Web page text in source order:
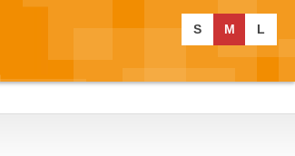
S M L